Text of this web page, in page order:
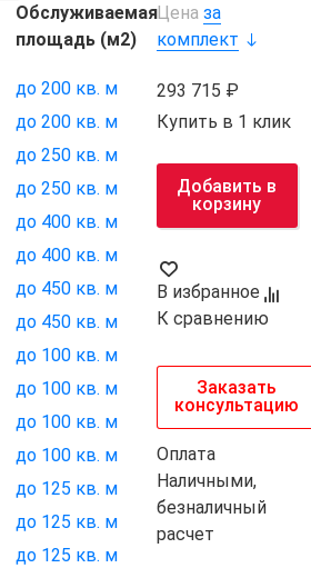
Цена за
комплект
293 715
Купить в 1 клик
Добавить в
корзину
В избранное
К сравнению
Заказать
консультацию
Оплата
Наличными,
безналичный
расчет
Обслуживаемая
площадь (м2)
до 200 кв. м
до 200 кв. м
до 250 кв. м
до 250 кв. м
до 400 кв. м
до 400 кв. м
до 450 кв. м
до 450 кв. м
до 100 кв. м
до 100 кв. м
до 100 кв. м
до 100 кв. м
до 125 кв. м
до 125 кв. м
до 125 кв. м